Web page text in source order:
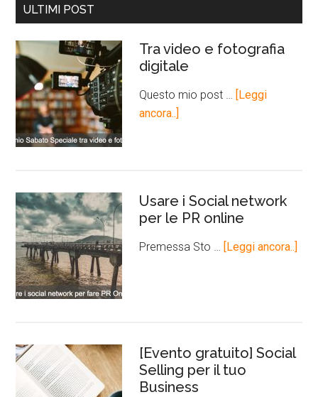
ULTIMI POST
Tra video e fotografia
digitale
Questo mio post …
[Leggi
ancora..]
Usare i Social network
per le PR online
Premessa Sto … [Leggi ancora..]
[Evento gratuito] Social
Selling per il tuo
Business